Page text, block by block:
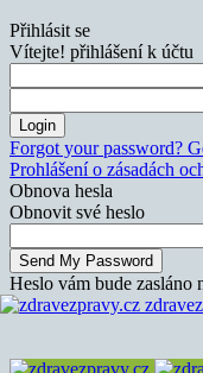
Přihlásit se
Vítejte! přihlášení k účtu
Forgot your password?
Prohlášení o zásadách
Obnova hesla
Obnovit své heslo
Heslo vám bude zasláno